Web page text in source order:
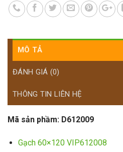
MÔ TẢ
ĐÁNH GIÁ (0)
THÔNG TIN LIÊN HỆ
Mã sản phầm: D612009
Gạch 60×120 VIP612008